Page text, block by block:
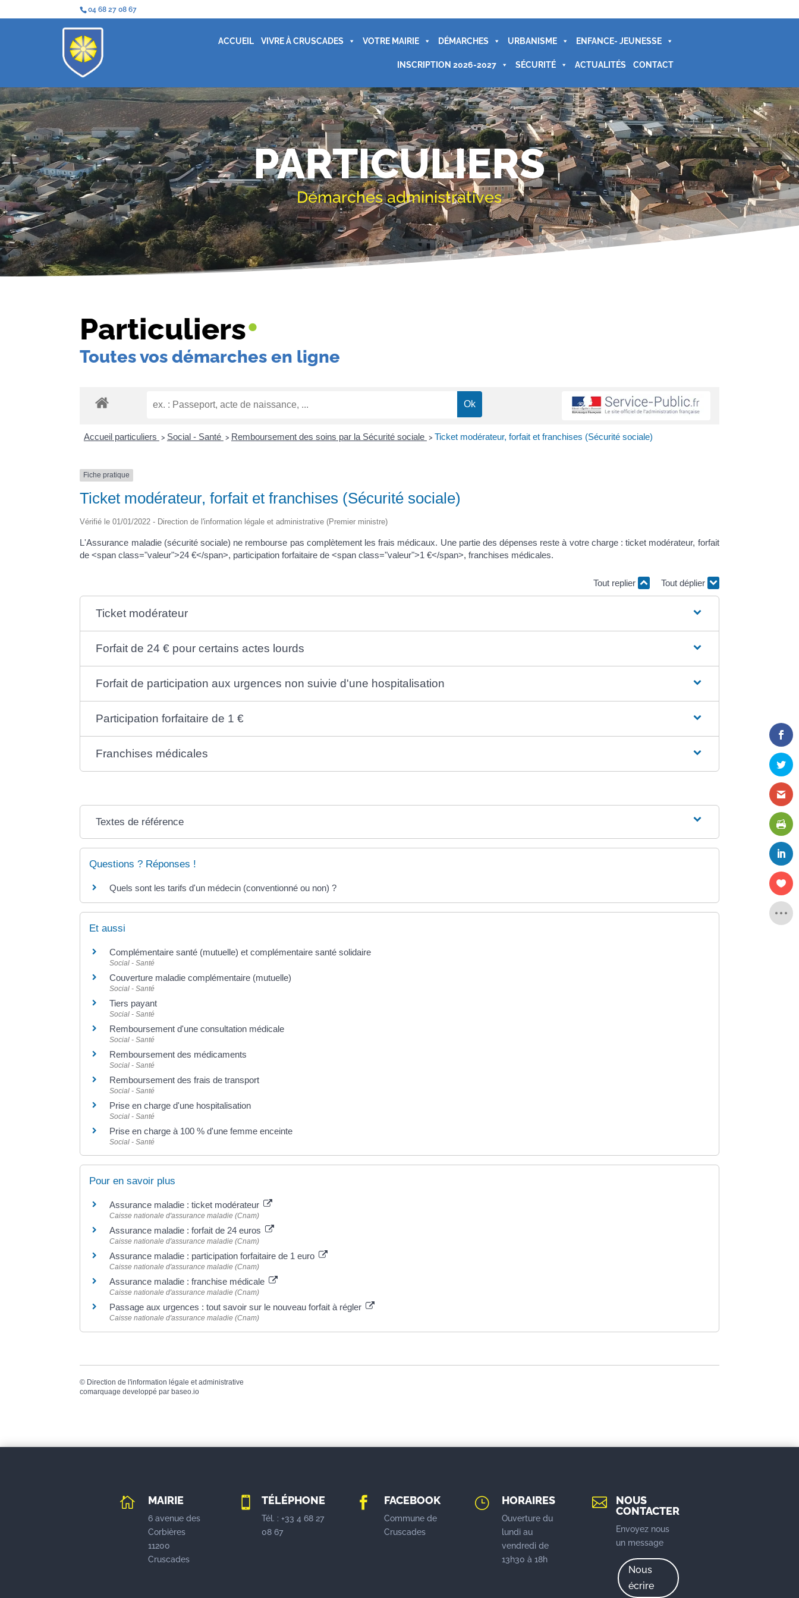
04 68 27 08 67
ACCUEIL VIVRE À CRUSCADES VOTRE MAIRIE DÉMARCHES URBANISME ENFANCE- JEUNESSE
INSCRIPTION 2026-2027 SÉCURITÉ ACTUALITÉS CONTACT
PARTICULIERS
Démarches administratives
Particuliers•
Toutes vos démarches en ligne
Accueil particuliers > Social - Santé > Remboursement des soins par la Sécurité sociale > Ticket modérateur, forfait et franchises (Sécurité sociale)
Fiche pratique
Ticket modérateur, forfait et franchises (Sécurité sociale)
Vérifié le 01/01/2022 - Direction de l'information légale et administrative (Premier ministre)
L'Assurance maladie (sécurité sociale) ne rembourse pas complètement les frais médicaux. Une partie des dépenses reste à votre charge : ticket modérateur, forfait
de <span class="valeur">24 €</span>, participation forfaitaire de <span class="valeur">1 €</span>, franchises médicales.
Tout replier Tout déplier
Ticket modérateur
Forfait de 24 € pour certains actes lourds
Forfait de participation aux urgences non suivie d'une hospitalisation
Participation forfaitaire de 1 €
Franchises médicales
Textes de référence
Questions ? Réponses !
Quels sont les tarifs d'un médecin (conventionné ou non) ?
Et aussi
Complémentaire santé (mutuelle) et complémentaire santé solidaire
Social - Santé
Couverture maladie complémentaire (mutuelle)
Social - Santé
Tiers payant
Social - Santé
Remboursement d'une consultation médicale
Social - Santé
Remboursement des médicaments
Social - Santé
Remboursement des frais de transport
Social - Santé
Prise en charge d'une hospitalisation
Social - Santé
Prise en charge à 100 % d'une femme enceinte
Social - Santé
Pour en savoir plus
Assurance maladie : ticket modérateur
Caisse nationale d'assurance maladie (Cnam)
Assurance maladie : forfait de 24 euros
Caisse nationale d'assurance maladie (Cnam)
Assurance maladie : participation forfaitaire de 1 euro
Caisse nationale d'assurance maladie (Cnam)
Assurance maladie : franchise médicale
Caisse nationale d'assurance maladie (Cnam)
Passage aux urgences : tout savoir sur le nouveau forfait à régler
Caisse nationale d'assurance maladie (Cnam)
© Direction de l'information légale et administrative
comarquage developpé parbaseo.io
 MAIRIE
6 avenue des
Corbières
11200
Cruscades
 TÉLÉPHONE
Tél. : +33 4 68 27
08 67
 FACEBOOK
Commune de
Cruscades
} HORAIRES
Ouverture du
lundi au
vendredi de
13h30 à 18h

NOUS
CONTACTER
Envoyez nous
un message
Nous
écrire